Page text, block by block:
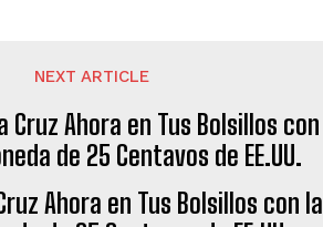
NEXT ARTICLE
Ahora en Tus Bolsillos con la